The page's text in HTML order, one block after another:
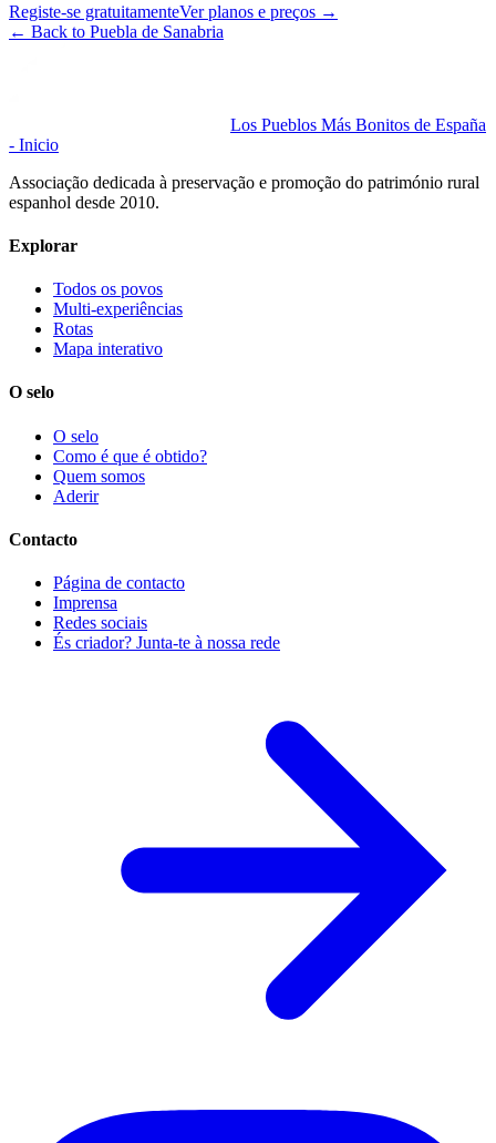
Registe-se gratuitamenteVer planos e preços →
← Back to Puebla de Sanabria
Los Pueblos Más Bonitos de España
- Inicio
Associação dedicada à preservação e promoção do património rural
espanhol desde 2010.
Explorar
Todos os povos
Multi-experiências
Rotas
Mapa interativo
O selo
O selo
Como é que é obtido?
Quem somos
Aderir
Contacto
Página de contacto
Imprensa
Redes sociais
És criador? Junta-te à nossa rede